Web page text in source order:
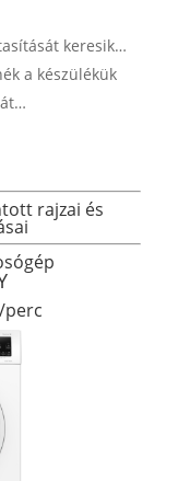
keresik…
a készülékük
rajzai és
perc